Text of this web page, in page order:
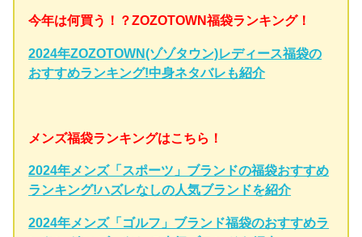
今年は何買う！？ZOZOTOWN福袋ランキング！
2024年ZOZOTOWN(ゾゾタウン)レディース福袋の
おすすめランキング!中身ネタバレも紹介
メンズ福袋ランキングはこちら！
2024年メンズ「スポーツ」ブランドの福袋おすすめ
ランキング!ハズレなしの人気ブランドを紹介
2024年メンズ「ゴルフ」ブランド福袋のおすすめラ